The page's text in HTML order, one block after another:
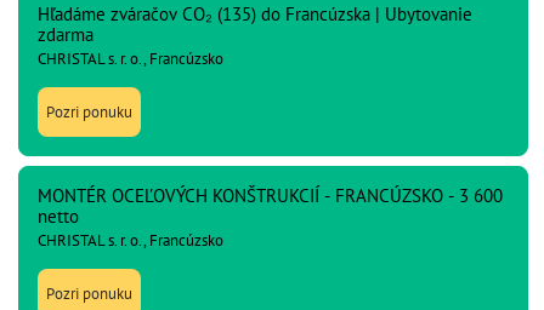
Hľadáme zváračov CO₂ (135) do Francúzska | Ubytovanie
zdarma
CHRISTAL s. r. o., Francúzsko
Pozri ponuku
MONTÉR OCEĽOVÝCH KONŠTRUKCIÍ - FRANCÚZSKO - 3 600
netto
CHRISTAL s. r. o., Francúzsko
Pozri ponuku